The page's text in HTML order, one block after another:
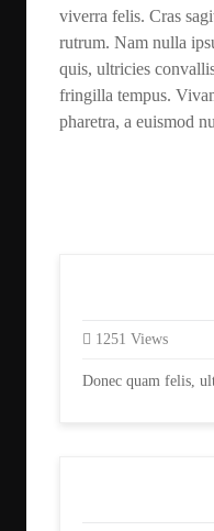
viverra felis. Cras
rutrum. Nam nulla
quis, ultricies
fringilla tempus.
pharetra, a euismod
1251 Views
Donec quam felis,